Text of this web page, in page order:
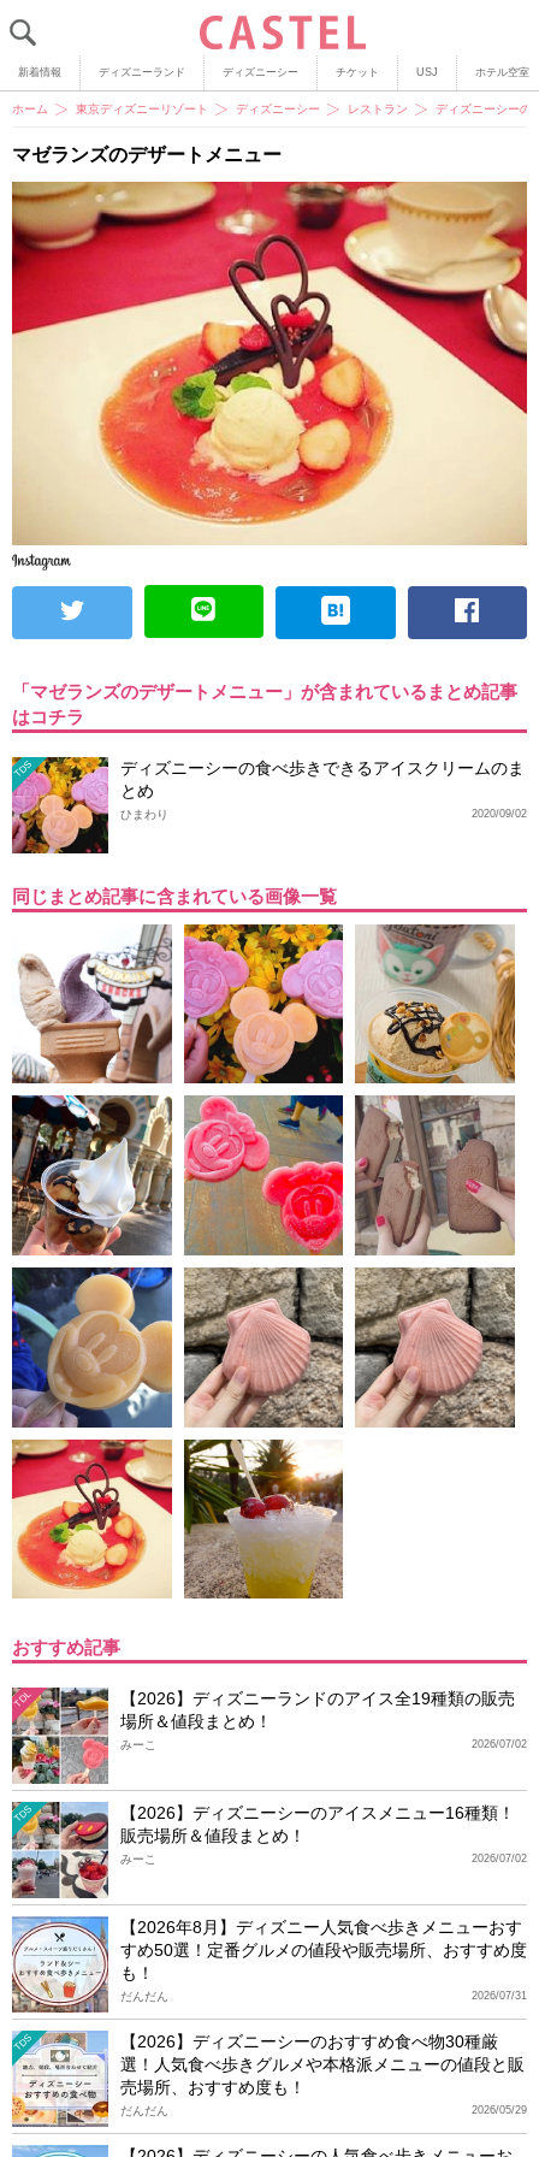
新着情報 ディズニーランド ディズニーシー チケット USJ ホテル空室
ホーム 東京ディズニーリゾート ディズニーシー レストラン ディズニーシーの
マゼランズのデザートメニュー
「マゼランズのデザートメニュー」が含まれているまとめ記事
はコチラ
TDS
ディズニーシーの食べ歩きできるアイスクリームのま
とめ
2020/09/02
ひまわり
同じまとめ記事に含まれている画像一覧
おすすめ記事
TDL
【2026】ディズニーランドのアイス全19種類の販売
場所＆値段まとめ！
2026/07/02
みーこ
TDS
【2026】ディズニーシーのアイスメニュー16種類！
販売場所＆値段まとめ！
2026/07/02
みーこ
【2026年8月】ディズニー人気食べ歩きメニューおす
すめ50選！定番グルメの値段や販売場所、おすすめ度
も！
2026/07/31
だんだん
TDS
【2026】ディズニーシーのおすすめ食べ物30種厳
選！人気食べ歩きグルメや本格派メニューの値段と販
売場所、おすすめ度も！
2026/05/29
だんだん